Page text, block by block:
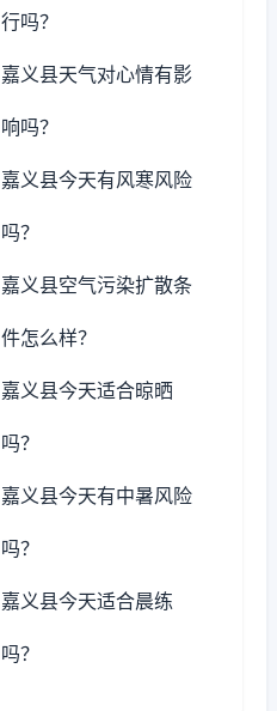
行吗？
嘉义县天气对心情有影
响吗？
嘉义县今天有风寒风险
吗？
嘉义县空气污染扩散条
件怎么样？
嘉义县今天适合晾晒
吗？
嘉义县今天有中暑风险
吗？
嘉义县今天适合晨练
吗？